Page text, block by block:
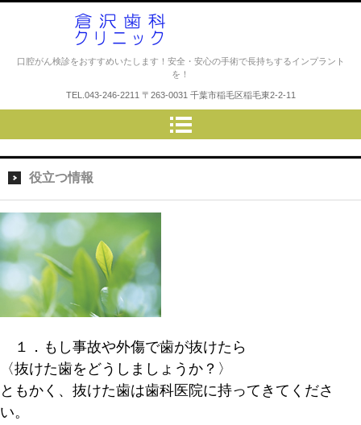
倉沢歯科クリニック
口腔がん検診をおすすめいたします！安全・安心の手術で長持ちするインプラント
を！
TEL. 043-246-2211 〒263-0031 千葉市稲毛区稲毛東2-2-11
役立つ情報
１．もし事故や外傷で歯が抜けたら
〈抜けた歯をどうしましょうか？〉
ともかく、抜けた歯は歯科医院に持ってきてくださ
い。